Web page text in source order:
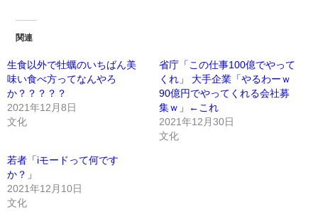
関連
生食以外で牡蠣のいちばん美
味い食べ方ってなんやろ
か？？？？？
2021年12月8日
文化
省庁「この仕事100億でやって
くれ」 大手企業「やるわーｗ
90億円でやってくれる会社募
集ｗ」←これ
2021年12月30日
文化
若者「iモードって何です
か？」
2021年12月10日
文化